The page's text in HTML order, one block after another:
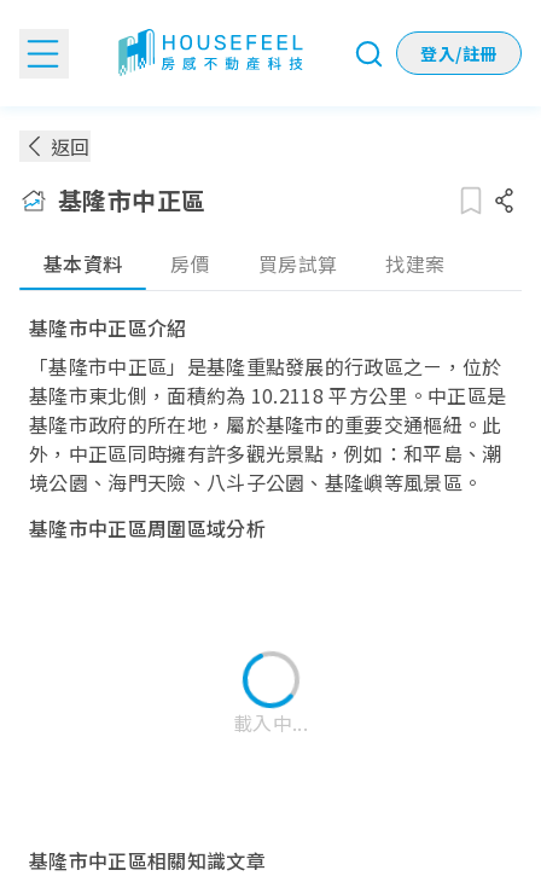
登入/註冊
返回
基隆市中正區
基本資料 房價 買房試算 找建案
基隆市中正區介紹
「基隆市中正區」是基隆重點發展的行政區之ㄧ，位於
基隆市東北側，面積約為 10.2118 平方公里。中正區是
基隆市政府的所在地，屬於基隆市的重要交通樞紐。此
外，中正區同時擁有許多觀光景點，例如：和平島、潮
境公園、海門天險、八斗子公園、基隆嶼等風景區。
基隆市中正區周圍區域分析
載入中...
基隆市中正區相關知識文章